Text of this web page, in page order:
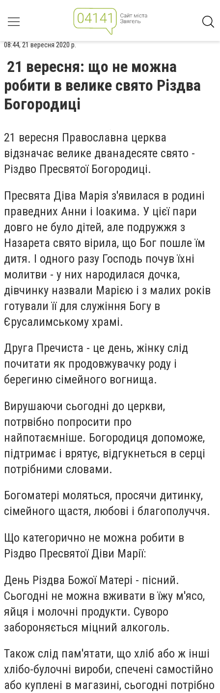
08:44, 21 вересня 2020 р.
21 вересня: що не можна
робити в велике свято Різдва
Богородиці
21 вересня Православна церква
відзначає велике дванадесяте свято -
Різдво Пресвятої Богородиці.
Пресвята Діва Марія з'явилася в родині
праведних Анни і Іоакима. У цієї пари
довго не було дітей, але подружжя з
Назарета свято вірила, що Бог пошле їм
дитя. І одного разу Господь почув їхні
молитви - у них народилася дочка,
дівчинку назвали Марією і з малих років
готували її для служіння Богу в
Єрусалимському храмі.
Друга Пречиста - це день, жінку слід
почитати як продовжувачку роду і
берегиню сімейного вогнища.
Вирушаючи сьогодні до церкви,
потрвібно попросити про
найпотаємніше. Богородиця допоможе,
підтримає і врятує, відгукнеться в серці
потрібними словами.
Богоматері моляться, просячи дитинку,
сімейного щастя, любові і благополуччя.
Що категорично не можна робити в
Різдво Пресвятої Діви Марії:
День Різдва Божої Матері - пісний.
Сьогодні не можна вживати в їжу м'ясо,
яйця і молочні продукти. Суворо
забороняється міцний алкоголь.
Також слід пам'ятати, що хліб або ж інші
хлібо-булочні вироби, спечені самостійно
або куплені в магазині, сьогодні потрібно